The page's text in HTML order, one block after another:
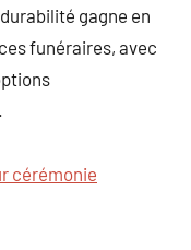
gagne en
funéraires, avec
cérémonie